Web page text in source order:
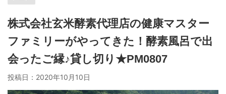
株式会社玄米酵素代理店の健康マスター
ファミリーがやってきた！酵素風呂で出
会ったご縁♪貸し切り★PM0807
投稿日： 2020年10月10日